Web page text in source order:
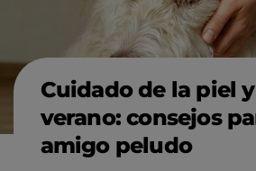
Cuidado de la piel
verano: consejos
amigo peludo